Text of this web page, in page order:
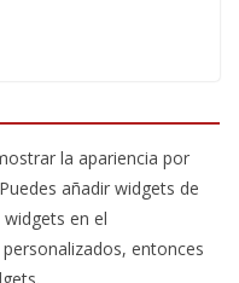
la apariencia por
añadir widgets de
en el
entonces